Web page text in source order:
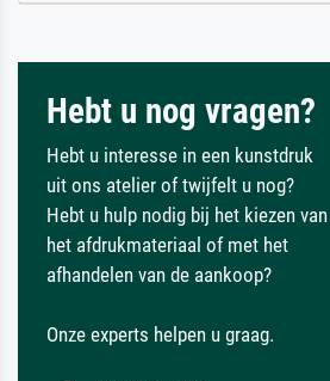
Hebt u nog vragen?
Hebt u interesse in een kunstdruk
uit ons atelier of twijfelt u nog?
Hebt u hulp nodig bij het kiezen van
het afdrukmateriaal of met het
afhandelen van de aankoop?
Onze experts helpen u graag.